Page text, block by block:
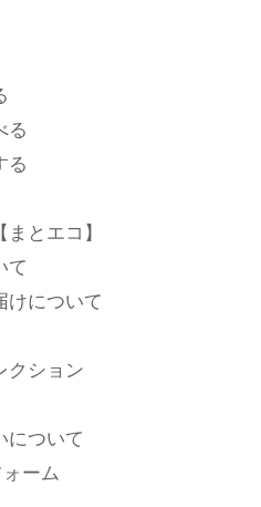
る
る
とエコ】
て
けについて
クション
について
ーム